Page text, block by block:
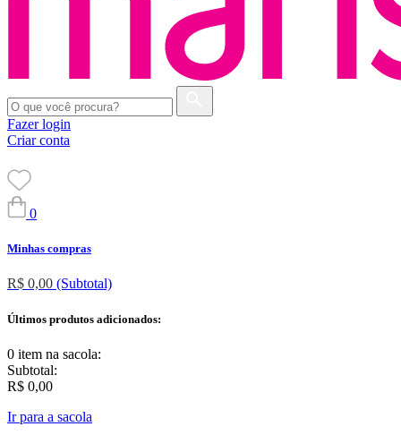
Fazer login
Criar conta
0
Minhas compras
R$ 0,00 (Subtotal)
Últimos produtos adicionados:
0 item na sacola:
Subtotal:
R$ 0,00
Ir para a sacola